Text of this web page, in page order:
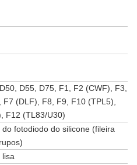
D55, D75, F1, F2 (CWF), F3,
F7 (DLF), F8, F9, F10 (TPL5),
F12 (TL83/U30)
do fotodiodo do silicone (fileira
lisa